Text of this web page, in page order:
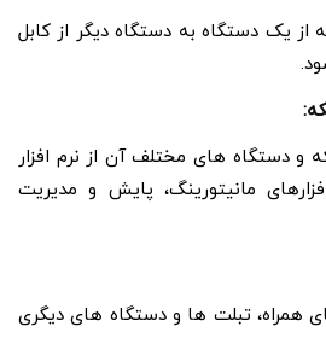
از یک دستگاه به دستگاه دیگر از کابل
و دستگاه های مختلف آن از نرم افزار
مانیتورینگ، پایش و مدیریت
همراه، تبلت ها و دستگاه های دیگری